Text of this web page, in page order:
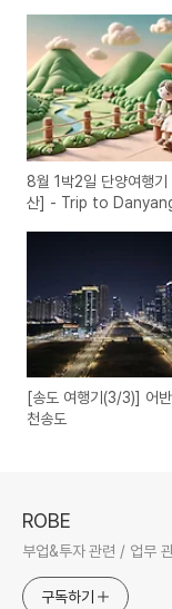
8월 1박2일 단양여행기
산] - Trip to
[송도 여행기(3/3)] 어
천송도
ROBE
부업&투자 관련 / 업무
구독하기